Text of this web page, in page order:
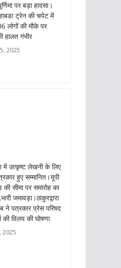
पर बड़ा हादसा।
ट्रेन की चपेट में
की मौके पर
में उत्कृष्ट लेखनी के लिए
हुए सम्मानित।यूपी
की सीमा पर समारोह का
जमावड़ा।ठाकुरद्वारा
ने पत्रकार प्रेस परिषद